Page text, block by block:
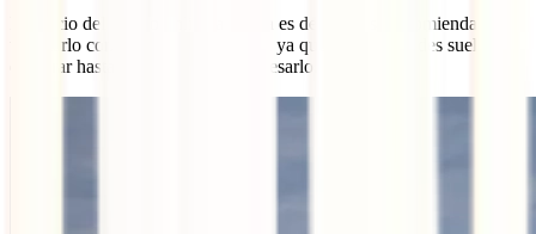
El precio del visado online a Kenia es de 51$ y se recomienda
tramitarlo con suficiente antelación ya que las autoridades suelen
demorar hasta una semana en procesarlo.